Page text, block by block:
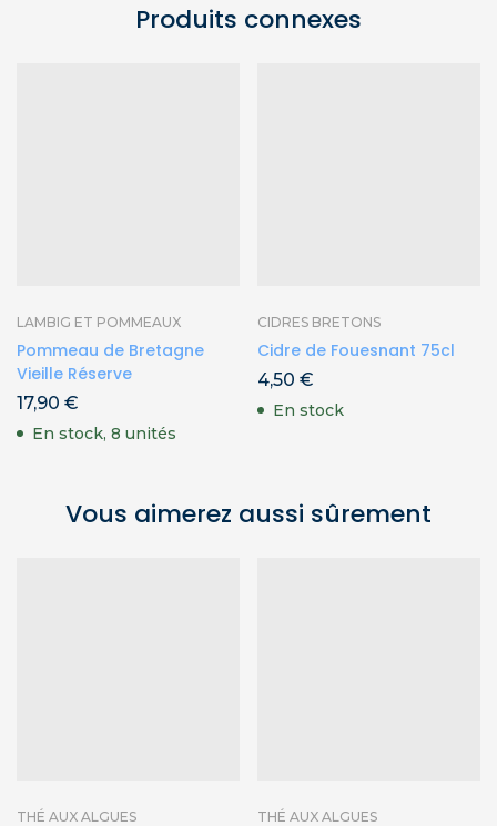
Produits connexes
LAMBIG ET POMMEAUX
Pommeau de Bretagne
Vieille Réserve
17,90 €
En stock, 8 unités
CIDRES BRETONS
Cidre de Fouesnant 75cl
4,50 €
En stock
Vous aimerez aussi sûrement
THÉ AUX ALGUES THÉ AUX ALGUES